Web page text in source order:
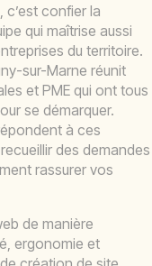
c’est confier la
qui maîtrise aussi
du territoire.
sur-Marne réunit
et PME qui ont tous
se démarquer.
à ces
des demandes
rassurer vos
de manière
ergonomie et